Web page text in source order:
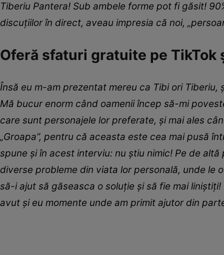
Tiberiu Pantera! Sub ambele forme pot fi găsit!
discuțiilor în direct, aveau impresia că noi,
Oferă sfaturi gratuite pe
Însă eu m-am prezentat mereu ca Tibi ori
Mă bucur enorm când oamenii încep să-mi
care sunt personajele lor preferate, și mai ales
„Groapa”, pentru că aceasta este cea mai pusă
spune și în acest interviu: nu știu nimic! Pe de
diverse probleme din viata lor personală, unde le
să-i ajut să găseasca o soluție și să fie mai
avut și eu momente unde am primit ajutor din